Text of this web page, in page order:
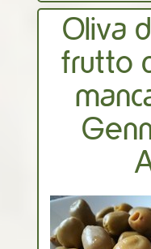
Oliva
frutto